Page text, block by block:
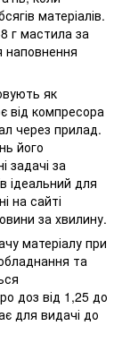
матеріалів.
г мастила за
наповнення
як
від компресора
через прилад.
його
задачі за
ідеальний для
на сайті
за хвилину.
матеріалу при
та
доз від 1,25 до
для видачі до